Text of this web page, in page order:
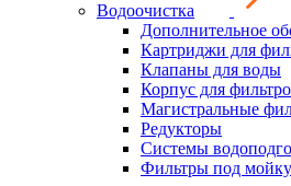
Водоочистка
Дополнительное
Картриджи для
Клапаны для воды
Корпус для
Магистральные
Редукторы
Системы
Фильтры под мойку